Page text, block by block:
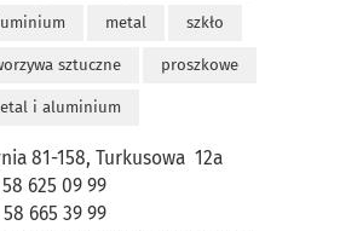
metal szkło
sztuczne proszkowe
i aluminium
81-158, Turkusowa 12a
625 09 99
665 39 99